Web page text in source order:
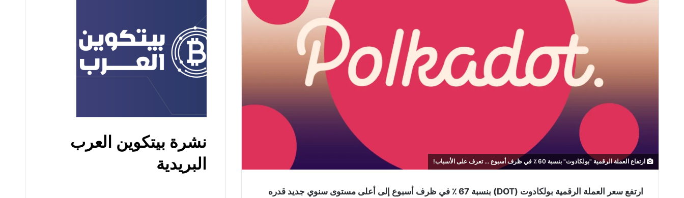
ارتفاع العملة الرقمية "بولكادوت" بنسبة 60 ٪ في ظرف أسبوع ... تعرف على الأسباب!
ارتفع سعر العملة الرقمية بولكادوت (DOT) بنسبة 67 ٪ في ظرف أسبوع إلى أعلى مستوى سنوي جديد قدره